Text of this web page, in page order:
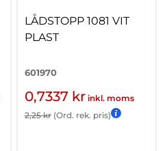
LÅDSTOPP 1081 VIT
PLAST
601970
0,7337 kr inkl. moms
2,25 kr (Ord. rek. pris)